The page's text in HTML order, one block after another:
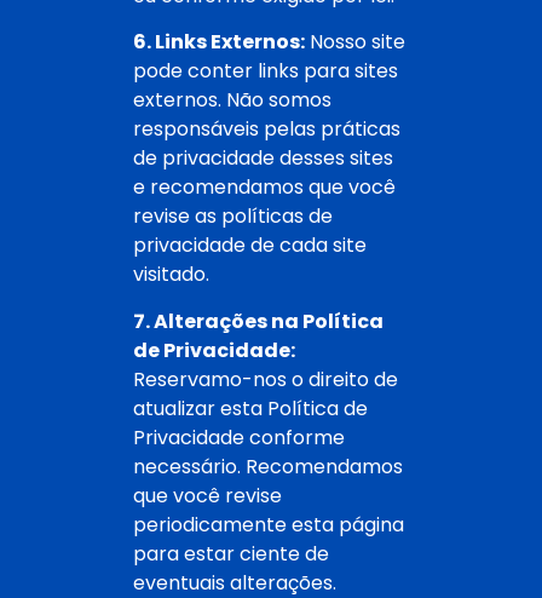
6. Links Externos: Nosso site
pode conter links para sites
externos. Não somos
responsáveis pelas práticas
de privacidade desses sites
e recomendamos que você
revise as políticas de
privacidade de cada site
visitado.
7. Alterações na Política
de Privacidade:
Reservamo-nos o direito de
atualizar esta Política de
Privacidade conforme
necessário. Recomendamos
que você revise
periodicamente esta página
para estar ciente de
eventuais alterações.